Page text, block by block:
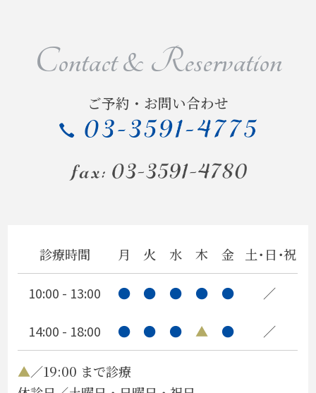
お疲れ様でした
出演しました～
いよいよ
ホテルオークラ閉館
口呼吸
人間も…
同窓会
父の誕生日
Contact & Reservation
ご予約・お問い合わせ
診療時間 月 火 水 木 金 土・日・祝
10:00 - 13:00 ● ● ● ● ● ／
14:00 - 18:00 ● ● ● ▲ ● ／
▲／19:00 まで診療